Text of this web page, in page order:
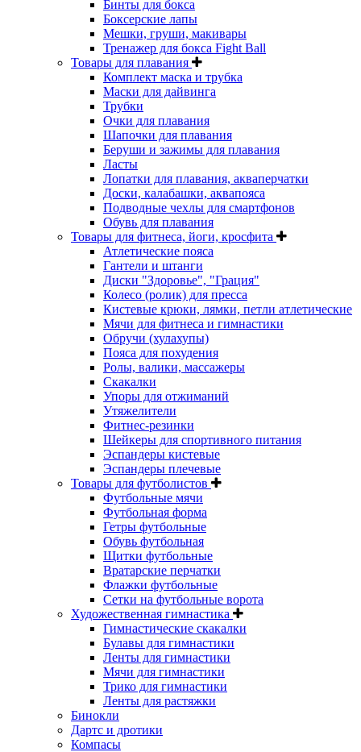
Бинты для бокса
Боксерские лапы
Мешки, груши, макивары
Тренажер для бокса Fight Ball
Товары для плавания
Комплект маска и трубка
Маски для дайвинга
Трубки
Очки для плавания
Шапочки для плавания
Беруши и зажимы для плавания
Ласты
Лопатки для плавания, акваперчатки
Доски, калабашки, аквапояса
Подводные чехлы для смартфонов
Обувь для плавания
Товары для фитнеса, йоги, кросфита
Атлетические пояса
Гантели и штанги
Диски "Здоровье", "Грация"
Колесо (ролик) для пресса
Кистевые крюки, лямки, петли атлетические
Мячи для фитнеса и гимнастики
Обручи (хулахупы)
Пояса для похудения
Ролы, валики, массажеры
Скакалки
Упоры для отжиманий
Утяжелители
Фитнес-резинки
Шейкеры для спортивного питания
Эспандеры кистевые
Эспандеры плечевые
Товары для футболистов
Футбольные мячи
Футбольная форма
Гетры футбольные
Обувь футбольная
Щитки футбольные
Вратарские перчатки
Флажки футбольные
Сетки на футбольные ворота
Художественная гимнастика
Гимнастические скакалки
Булавы для гимнастики
Ленты для гимнастики
Мячи для гимнастики
Трико для гимнастики
Ленты для растяжки
Бинокли
Дартс и дротики
Компасы